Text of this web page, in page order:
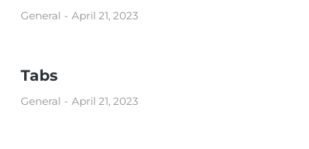
General April 21, 2023
Tabs
General April 21, 2023